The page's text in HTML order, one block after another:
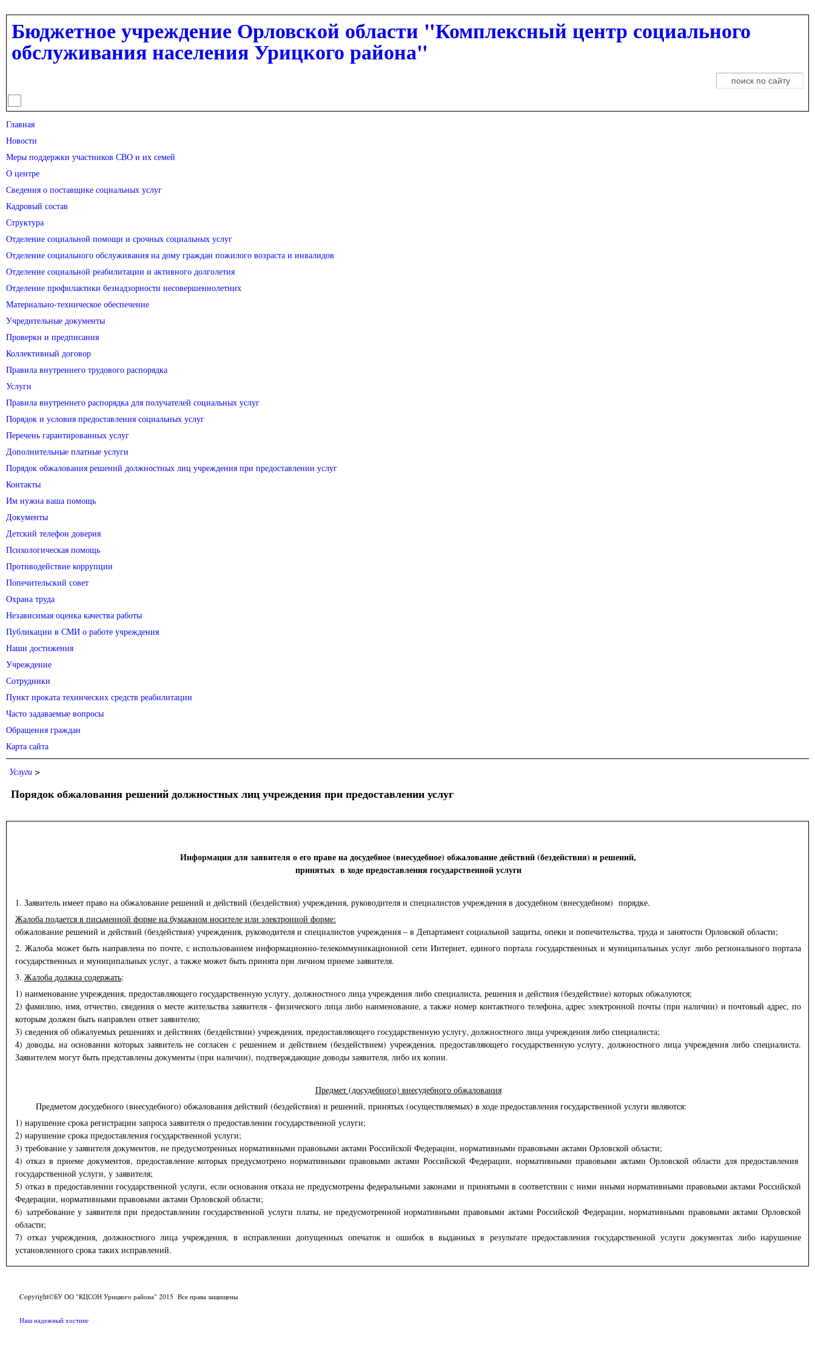
Перейти к основному содержанию
Бюджетное учреждение Орловской области "Комплексный центр социального
обслуживания населения Урицкого района"
Форма поиска
Поиск
Главная
Новости
Меры поддержки участников СВО и их семей
О центре
Сведения о поставщике социальных услуг
Кадровый состав
Структура
Отделение социальной помощи и срочных социальных услуг
Отделение социального обслуживания на дому граждан пожилого возраста и инвалидов
Отделение социальной реабилитации и активного долголетия
Отделение профилактики безнадзорности несовершеннолетних
Материально-техническое обеспечение
Учредительные документы
Проверки и предписания
Коллективный договор
Правила внутреннего трудового распорядка
Услуги
Правила внутреннего распорядка для получателей социальных услуг
Порядок и условия предоставления социальных услуг
Перечень гарантированных услуг
Дополнительные платные услуги
Порядок обжалования решений должностных лиц учреждения при предоставлении услуг
Контакты
Им нужна ваша помощь
Документы
Детский телефон доверия
Психологическая помощь
Противодействие коррупции
Попечительский совет
Охрана труда
Независимая оценка качества работы
Публикации в СМИ о работе учреждения
Наши достижения
Учреждение
Сотрудники
Пункт проката технических средств реабилитации
Часто задаваемые вопросы
Обращения граждан
Карта сайта
Услуги >
Порядок обжалования решений должностных лиц учреждения при предоставлении услуг
Информация для заявителя о его праве на досудебное (внесудебное) обжалование действий (бездействия) и решений,
принятых в ходе предоставления государственной услуги
1. Заявитель имеет право на обжалование решений и действий (бездействия) учреждения, руководителя и специалистов учреждения в досудебном (внесудебном) порядке.
Жалоба подается в письменной форме на бумажном носителе или электронной форме:
обжалование решений и действий (бездействия) учреждения, руководителя и специалистов учреждения – в Департамент социальной защиты, опеки и попечительства, труда и занятости Орловской области;
2. Жалоба может быть направлена по почте, с использованием информационно-телекоммуникационной сети Интернет, единого портала государственных и муниципальных услуг либо регионального портала
государственных и муниципальных услуг, а также может быть принята при личном приеме заявителя.
3. Жалоба должна содержать:
1) наименование учреждения, предоставляющего государственную услугу, должностного лица учреждения либо специалиста, решения и действия (бездействие) которых обжалуются;
2) фамилию, имя, отчество, сведения о месте жительства заявителя - физического лица либо наименование, а также номер контактного телефона, адрес электронной почты (при наличии) и почтовый адрес, по
которым должен быть направлен ответ заявителю;
3) сведения об обжалуемых решениях и действиях (бездействии) учреждения, предоставляющего государственную услугу, должностного лица учреждения либо специалиста;
4) доводы, на основании которых заявитель не согласен с решением и действием (бездействием) учреждения, предоставляющего государственную услугу, должностного лица учреждения либо специалиста.
Заявителем могут быть представлены документы (при наличии), подтверждающие доводы заявителя, либо их копии.
Предмет (досудебного) внесудебного обжалования
Предметом досудебного (внесудебного) обжалования действий (бездействия) и решений, принятых (осуществляемых) в ходе предоставления государственной услуги являются:
1) нарушение срока регистрации запроса заявителя о предоставлении государственной услуги;
2) нарушение срока предоставления государственной услуги;
3) требование у заявителя документов, не предусмотренных нормативными правовыми актами Российской Федерации, нормативными правовыми актами Орловской области;
4) отказ в приеме документов, предоставление которых предусмотрено нормативными правовыми актами Российской Федерации, нормативными правовыми актами Орловской области для предоставления
государственной услуги, у заявителя;
5) отказ в предоставлении государственной услуги, если основания отказа не предусмотрены федеральными законами и принятыми в соответствии с ними иными нормативными правовыми актами Российской
Федерации, нормативными правовыми актами Орловской области;
6) затребование у заявителя при предоставлении государственной услуги платы, не предусмотренной нормативными правовыми актами Российской Федерации, нормативными правовыми актами Орловской
области;
7) отказ учреждения, должностного лица учреждения, в исправлении допущенных опечаток и ошибок в выданных в результате предоставления государственной услуги документах либо нарушение
установленного срока таких исправлений.
Copyright©БУ ОО "КЦСОН Урицкого района" 2015 Все права защищены
Наш надежный хостинг